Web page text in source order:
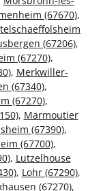
(67670),
(67206),
(67270),
, Merkwiller-
(67340),
(67270),
, Marmoutier
(67390),
(67700),
, Lutzelhouse
, Lohr (67290),
(67270),